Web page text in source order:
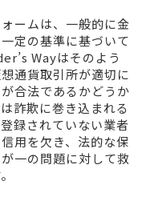
ームは、一般的に金
定の基準に基づいて
Wayはそのよう
通貨取引所が適切に
合法であるかどうか
詐欺に巻き込まれる
録されていない業者
用を欠き、法的な保
一の問題に対して救